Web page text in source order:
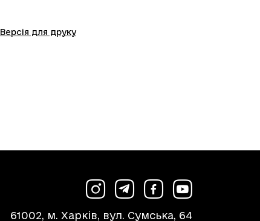
Версія для друку
61002, м. Харків, вул. Сумська, 64